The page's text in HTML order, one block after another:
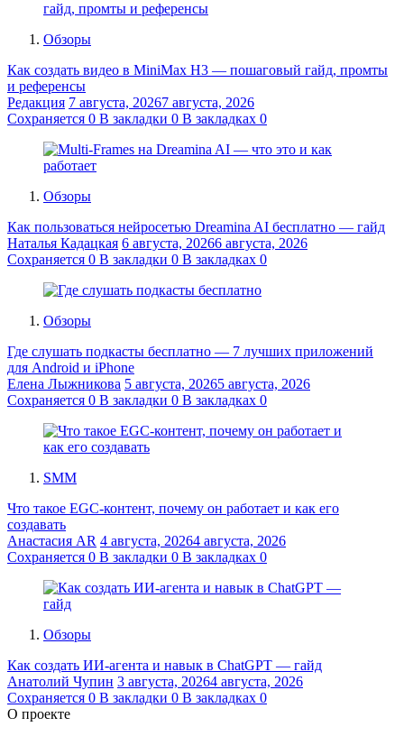
Обзоры
Как создать видео в MiniMax H3 — пошаговый гайд, промты
и референсы
Редакция 7 августа, 20267 августа, 2026
Сохраняется 0 В закладки 0 В закладках 0
Обзоры
Как пользоваться нейросетью Dreamina AI бесплатно — гайд
Наталья Кадацкая 6 августа, 20266 августа, 2026
Сохраняется 0 В закладки 0 В закладках 0
Обзоры
Где слушать подкасты бесплатно — 7 лучших приложений
для Android и iPhone
Елена Лыжникова 5 августа, 20265 августа, 2026
Сохраняется 0 В закладки 0 В закладках 0
SMM
Что такое EGC-контент, почему он работает и как его
создавать
Анастасия AR 4 августа, 20264 августа, 2026
Сохраняется 0 В закладки 0 В закладках 0
Обзоры
Как создать ИИ-агента и навык в ChatGPT — гайд
Анатолий Чупин 3 августа, 20264 августа, 2026
Сохраняется 0 В закладки 0 В закладках 0
О проекте